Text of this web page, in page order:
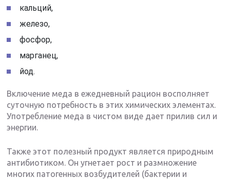
кальций,
железо,
фосфор,
марганец,
йод.
Включение меда в ежедневный рацион восполняет
суточную потребность в этих химических элементах.
Употребление меда в чистом виде дает прилив сил и
энергии.
Также этот полезный продукт является природным
антибиотиком. Он угнетает рост и размножение
многих патогенных возбудителей (бактерии и